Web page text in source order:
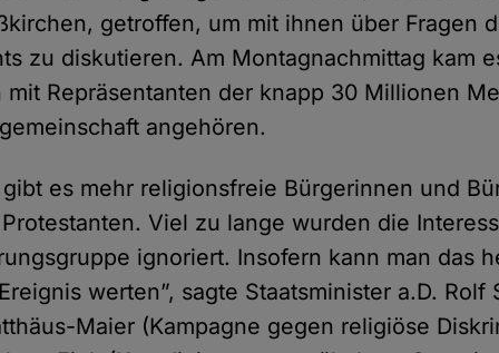
getroffen, um mit ihnen über Fragen
zu diskutieren. Am Montag­nachmittag kam
mit Repräsentanten der knapp 30 Millionen
angehören.
es mehr religions­freie Bürgerinnen und
Viel zu lange wurden die
ignoriert. Insofern kann man das
werten”, sagte Staats­minister a.D. Rolf
Maier (Kampagne gegen religiöse